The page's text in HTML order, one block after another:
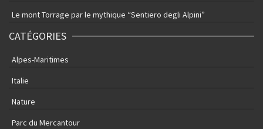
Le mont Torrage par le mythique “Sentiero degli Alpini”
CATÉGORIES
Alpes-Maritimes
Italie
Nature
Parc du Mercantour